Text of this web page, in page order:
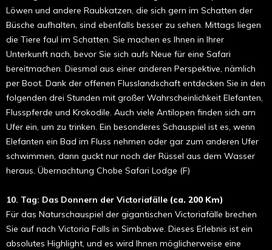
Löwen und andere Raubkatzen, die sich gern im Schatten der
Büsche aufhalten, sind ebenfalls besser zu sehen. Mittags liegen
die Tiere faul im Schatten. Sie machen es Ihnen in Ihrer
Unterkunft nach, bevor Sie sich aufs Neue für eine Safari
bereitmachen. Diesmal aus einer anderen Perspektive, nämlich
per Boot. Dank der offenen Flusslandschaft entdecken Sie in den
folgenden drei Stunden mit großer Wahrscheinlichkeit Elefanten,
Flusspferde und Krokodile. Auch viele Antilopen finden sich am
Ufer ein, um zu trinken. Ein besonderes Schauspiel ist es, wenn
Elefanten ein Bad im Fluss nehmen oder gar zum anderen Ufer
schwimmen, dann guckt nur noch der Rüssel aus dem Wasser
heraus. Übernachtung Chobe Safari Lodge (F)
10. Tag: Das Donnern der Victoriafälle (ca. 200 Km)
Für das Naturschauspiel der gigantischen Victoriafälle brechen
Sie auf nach Victoria Falls in Simbabwe. Dieses Erlebnis ist ein
absolutes Highlight, und es wird Ihnen möglicherweise eine